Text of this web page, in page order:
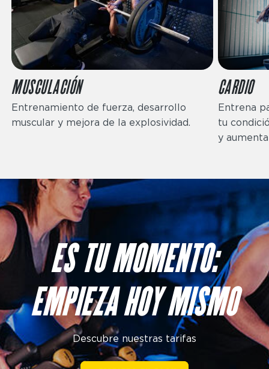
MUSCULACIÓN
Entrenamiento de fuerza, desarrollo
muscular y mejora de la explosividad.
CARDIO
Entrena
tu
y
ES TU MOMENTO:
EMPIEZA HOY MISMO
Descubre nuestras tarifas